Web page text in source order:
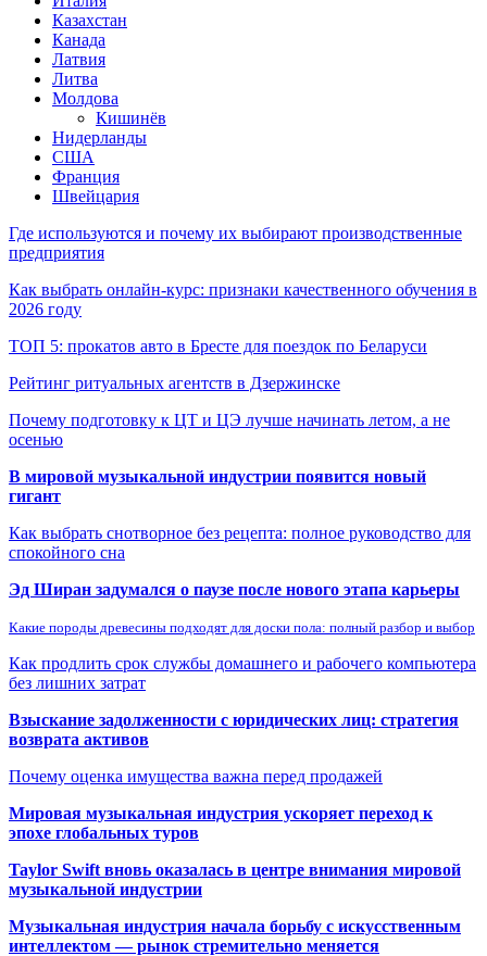
Казахстан
Канада
Латвия
Литва
Молдова
Кишинёв
Нидерланды
США
Франция
Швейцария
Где используются и почему их выбирают производственные
предприятия
Как выбрать онлайн-курс: признаки качественного обучения в
2026 году
ТОП 5: прокатов авто в Бресте для поездок по Беларуси
Рейтинг ритуальных агентств в Дзержинске
Почему подготовку к ЦТ и ЦЭ лучше начинать летом, а не
осенью
В мировой музыкальной индустрии появится новый
гигант
Как выбрать снотворное без рецепта: полное руководство для
спокойного сна
Эд Ширан задумался о паузе после нового этапа карьеры
Какие породы древесины подходят для доски пола: полный разбор и выбор
Как продлить срок службы домашнего и рабочего компьютера
без лишних затрат
Взыскание задолженности с юридических лиц: стратегия
возврата активов
Почему оценка имущества важна перед продажей
Мировая музыкальная индустрия ускоряет переход к
эпохе глобальных туров
Taylor Swift вновь оказалась в центре внимания мировой
музыкальной индустрии
Музыкальная индустрия начала борьбу с искусственным
интеллектом — рынок стремительно меняется